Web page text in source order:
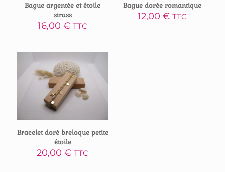
Bague argentée et étoile
strass
16,00€ TTC
Bague dorée romantique
12,00€ TTC
Bracelet doré breloque petite
étoile
20,00€ TTC